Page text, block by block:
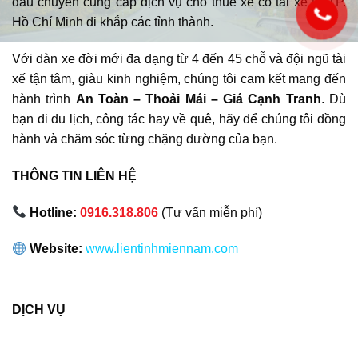
Hồ Chí Minh đi khắp các tỉnh thành.
Với dàn xe đời mới đa dạng từ 4 đến 45 chỗ và đội ngũ tài
xế tận tâm, giàu kinh nghiệm, chúng tôi cam kết mang đến
hành trình An Toàn – Thoải Mái – Giá Cạnh Tranh. Dù
bạn đi du lịch, công tác hay về quê, hãy để chúng tôi đồng
hành và chăm sóc từng chặng đường của bạn.
THÔNG TIN LIÊN HỆ
Hotline:0916.318.806 (Tư vấn miễn phí)
Website: www.lientinhmiennam.com
DỊCH VỤ